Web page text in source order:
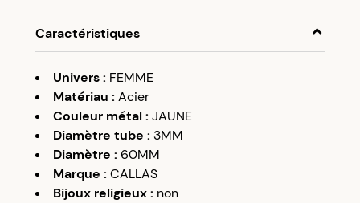
Caractéristiques
Univers: FEMME
Matériau : Acier
Couleur métal: JAUNE
Diamètre tube : 3MM
Diamètre : 60MM
Marque : CALLAS
Bijoux religieux: non